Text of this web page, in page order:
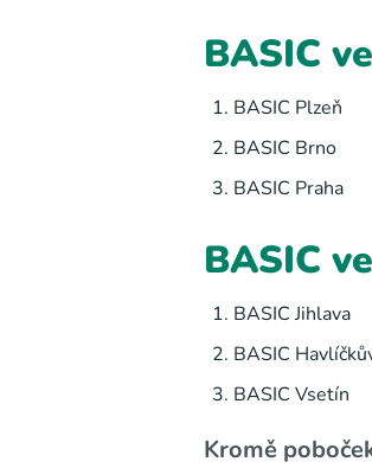
BASIC
BASIC Plzeň
BASIC Brno
BASIC Praha
BASIC
BASIC Jihlava
BASIC
BASIC Vsetín
Kromě